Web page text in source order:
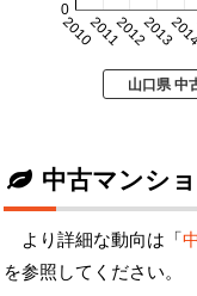
2010201120122013
0
山口県 中
中古マンシ
より詳細な動向は「
を参照してください。